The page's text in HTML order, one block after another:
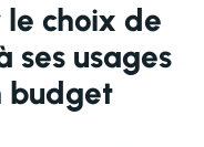
choix de
ses usages
budget